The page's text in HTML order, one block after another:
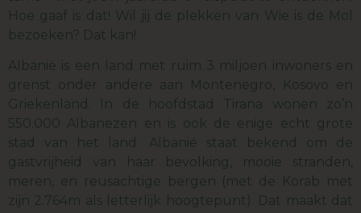
Hoe gaaf is dat! Wil jij de plekken van Wie is de Mol
bezoeken? Dat kan!
Albanië is een land met ruim 3 miljoen inwoners en
grenst onder andere aan Montenegro, Kosovo en
Griekenland. In de hoofdstad Tirana wonen zo’n
550.000 Albanezen en is ook de enige echt grote
stad van het land. Albanië staat bekend om de
gastvrijheid van haar bevolking, mooie stranden,
meren, en reusachtige bergen (met de Korab met
zijn 2.764m als letterlijk hoogtepunt). Dat maakt dat